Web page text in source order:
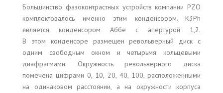
Большинство фазоконтрастных устройств компании PZO
комплектовалось именно этим конденсором. K3Ph
является конденсором Аббе с апертурой 1,2.
В этом конденсоре размещен револьверный диск с
одним свободным окном и четырьмя кольцевыми
диафрагмами. Окружность револьверного диска
помечена цифрами 0, 10, 20, 40, 100, расположенными
на одинаковом расстоянии, а на окружности корпуса